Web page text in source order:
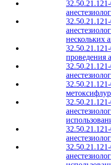
нескольких
проведения